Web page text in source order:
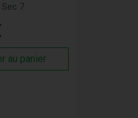
un spray
Les
7
au panier